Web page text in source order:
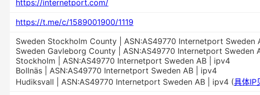
https://internetport.com/
https://t.me/c/1589001900/1119
Sweden Stockholm County | ASN:AS49770 Internetport Sweden
Sweden Gavleborg County | ASN:AS49770 Internetport Sweden
Stockholm | ASN:AS49770 Internetport Sweden AB | ipv4
Bollnäs | ASN:AS49770 Internetport Sweden AB | ipv4
Hudiksvall | ASN:AS49770 Internetport Sweden AB | ipv4 (具体IP